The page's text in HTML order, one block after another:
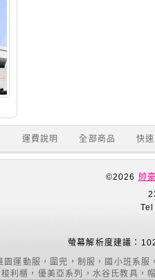
運費說明 全部商品 快
©2026 帥
螢幕解析度建議：
園運動服，圍兜，制服，國小班系
梭利櫃，優美亞系列，水谷氏教具，